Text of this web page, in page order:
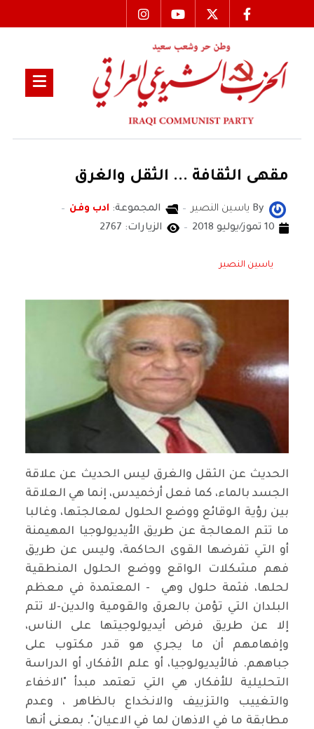
مقهى الثقافة ... الثقل والغرق
By ياسين النصير المجموعة: ادب وفن
10 تموز/يوليو 2018
الزيارات: 2767
ياسين النصير
الحديث عن الثقل والغرق ليس الحديث عن علاقة
الجسد بالماء، كما فعل أرخميدس، إنما هي العلاقة
بين رؤية الوقائع ووضع الحلول لمعالجتها، وغالبا
ما تتم المعالجة عن طريق الأيديولوجيا المهيمنة
أو التي تفرضها القوى الحاكمة، وليس عن طريق
فهم مشكلات الواقع ووضع الحلول المنطقية
لحلها، فثمة حلول وهي - المعتمدة في معظم
البلدان التي تؤمن بالعرق والقومية والدين-لا تتم
إلا عن طريق فرض أيديولوجيتها على الناس،
وإفهامهم أن ما يجري هو قدر مكتوب على
جباههم. فالأيديولوجيا، أو علم الأفكار، أو الدراسة
التحليلية للأفكار، هي التي تعتمد مبدأ "الاخفاء
والتغييب والتزييف والانخداع بالظاهر ، وعدم
مطابقة ما في الاذهان لما في الاعيان". بمعنى أنها